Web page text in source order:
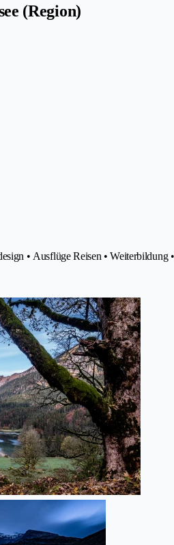
(Region)
• Ausflüge Reisen •